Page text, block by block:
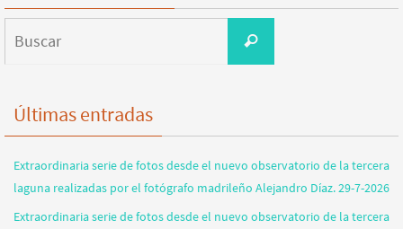
Buscar
Últimas entradas
Extraordinaria serie de fotos desde el nuevo observatorio de la tercera
laguna realizadas por el fotógrafo madrileño Alejandro Díaz. 29-7-2026
Extraordinaria serie de fotos desde el nuevo observatorio de la tercera